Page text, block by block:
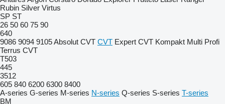
Rubin Silver Virtus
SP ST
26 50 60 75 90
640
9086 9094 9105Absolut CVT CVT Expert CVT Kompakt Multi Profi
Terrus CVT
T503
445
3512
605 840 6200 6300 8400
A-series G-series M-series N-series Q-series S-series T-series
BM